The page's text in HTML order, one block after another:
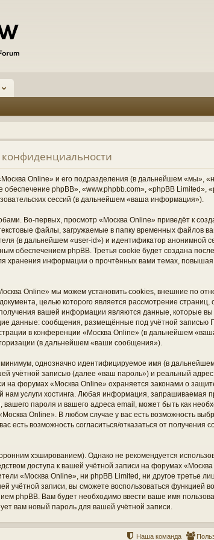
Online» и его подразделения (в дальнейшем «мы»,
phpBB», «www.phpbb.com», «phpBB Limited»,
сессий (в дальнейшем «ваша информация»).
Во-первых, просмотр «Москва Online» приведёт к
файлы, загружаемые в папку временных файлов
(в дальнейшем «user-id») и идентификатор анонимной
обеспечением phpBB. Третья cookie будет создана
хранения информации о прочтённых вами темах,
Online» мы можем установить cookies, внешние по
целью которого является рассмотрение
вашей информации являются данные, которые
данные: сообщения, размещённые под учётной записью
в конференции «Москва Online» (в дальнейшем
(в дальнейшем «ваши сообщения»).
минимум, однозначно идентифицируемое имя (в
учётной записью (далее «ваш пароль») и реальный
на форумах «Москва Online» охраняется законами о
услуги хостинга. Любая информация, запрашиваемая
пароля и вашего адреса email, может быть как
Online». В любом случае у вас есть возможность
есть возможность согласиться/отказаться от получения
хэшированием). Однако не рекомендуется
доступа к вашей учётной записи на форумах
«Москва Online», ни phpBB Limited, ни другое третье
учётной записи, вы сможете воспользоваться функцией
phpBB. Вам будет необходимо ввести ваше имя
вам новый пароль для вашей учётной записи.
Наша команда